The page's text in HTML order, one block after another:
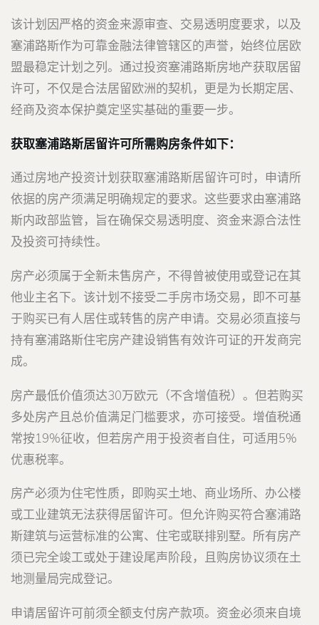
该计划因严格的资金来源审查、交易透明度要求，以及
塞浦路斯作为可靠金融法律管辖区的声誉，始终位居欧
盟最稳定计划之列。通过投资塞浦路斯房地产获取居留
许可，不仅是合法居留欧洲的契机，更是为长期定居、
经商及资本保护奠定坚实基础的重要一步。
获取塞浦路斯居留许可所需购房条件如下：
通过房地产投资计划获取塞浦路斯居留许可时，申请所
依据的房产须满足明确规定的要求。这些要求由塞浦路
斯内政部监管，旨在确保交易透明度、资金来源合法性
及投资可持续性。
房产必须属于全新未售房产，不得曾被使用或登记在其
他业主名下。该计划不接受二手房市场交易，即不可基
于购买已有人居住或转售的房产申请。交易必须直接与
持有塞浦路斯住宅房产建设销售有效许可证的开发商完
成。
房产最低价值须达30万欧元（不含增值税）。但若购买
多处房产且总价值满足门槛要求，亦可接受。增值税通
常按19%征收，但若房产用于投资者自住，可适用5%
优惠税率。
房产必须为住宅性质，即购买土地、商业场所、办公楼
或工业建筑无法获得居留许可。但允许购买符合塞浦路
斯建筑与运营标准的公寓、住宅或联排别墅。所有房产
须已完全竣工或处于建设尾声阶段，且购房协议须在土
地测量局完成登记。
申请居留许可前须全额支付房产款项。资金必须来自境